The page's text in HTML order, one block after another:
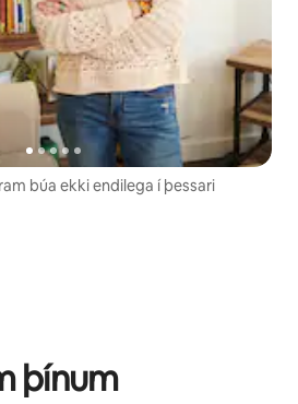
búa ekki endilega í þessari
þínum